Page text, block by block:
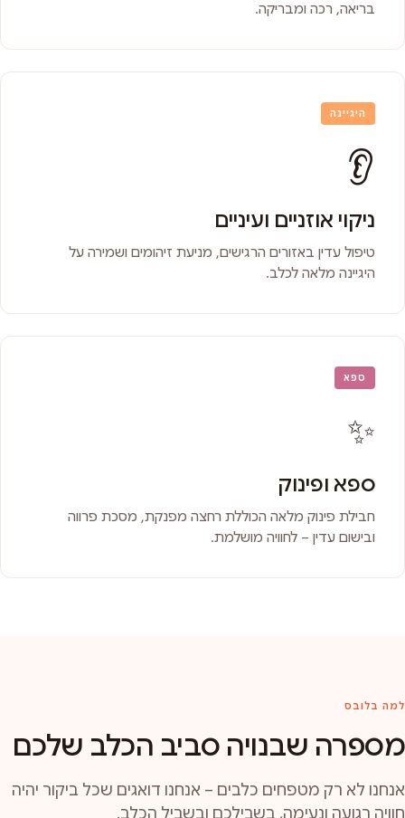
בריאה, רכה ומבריקה.
היגיינה
👂
ניקוי אוזניים ועיניים
טיפול עדין באזורים הרגישים, מניעת זיהומים ושמירה על
היגיינה מלאה לכלב.
ספא
✨
ספא ופינוק
חבילת פינוק מלאה הכוללת רחצה מפנקת, מסכת פרווה
ובישום עדין – לחוויה מושלמת.
למה בלובס
מספרה שבנויה סביב הכלב שלכם
אנחנו לא רק מטפחים כלבים – אנחנו דואגים שכל ביקור יהיה
חוויה רגועה ונעימה, בשבילכם ובשביל הכלב.